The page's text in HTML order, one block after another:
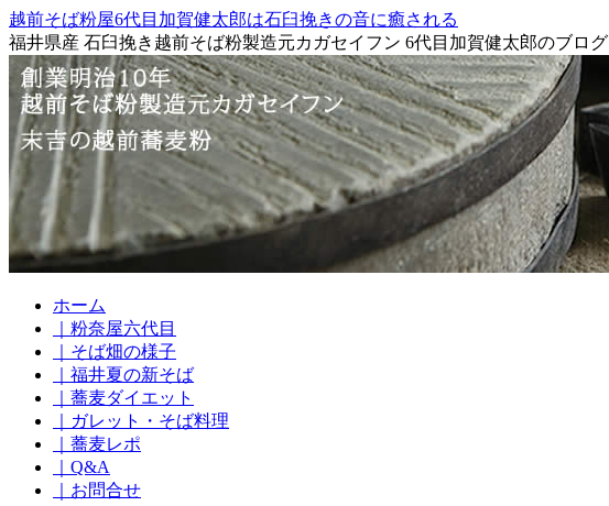
越前そば粉屋6代目加賀健太郎は石臼挽きの音に癒される
福井県産 石臼挽き越前そば粉製造元カガセイフン 6代目加賀健太郎のブログ
ホーム
｜粉奈屋六代目
｜そば畑の様子
｜福井夏の新そば
｜蕎麦ダイエット
｜ガレット・そば料理
｜蕎麦レポ
｜Q&A
｜お問合せ